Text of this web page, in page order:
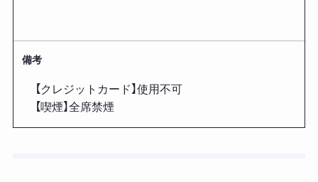
備考
【クレジットカード】使用不可
【喫煙】全席禁煙